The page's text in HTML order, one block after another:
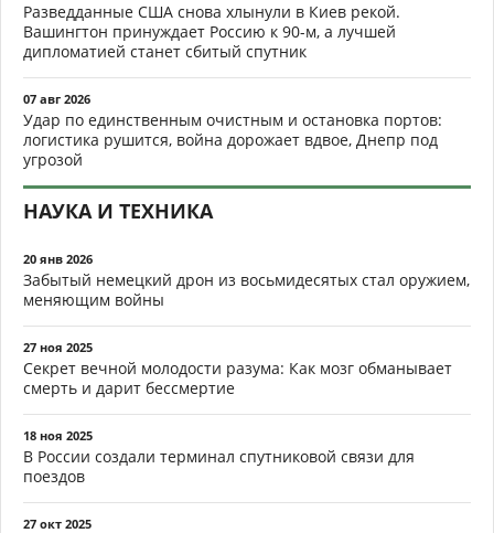
Разведданные США снова хлынули в Киев рекой.
Вашингтон принуждает Россию к 90-м, а лучшей
дипломатией станет сбитый спутник
07 авг 2026
Удар по единственным очистным и остановка портов:
логистика рушится, война дорожает вдвое, Днепр под
угрозой
НАУКА И ТЕХНИКА
20 янв 2026
Забытый немецкий дрон из восьмидесятых стал оружием,
меняющим войны
27 ноя 2025
Секрет вечной молодости разума: Как мозг обманывает
смерть и дарит бессмертие
18 ноя 2025
В России создали терминал спутниковой связи для
поездов
27 окт 2025